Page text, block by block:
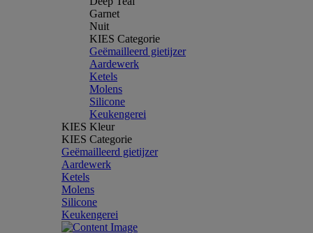
Garnet
Nuit
KIES Categorie
Geëmailleerd gietijzer
Aardewerk
Ketels
Molens
Silicone
Keukengerei
KIES Kleur
KIES Categorie
Geëmailleerd gietijzer
Aardewerk
Ketels
Molens
Silicone
Keukengerei